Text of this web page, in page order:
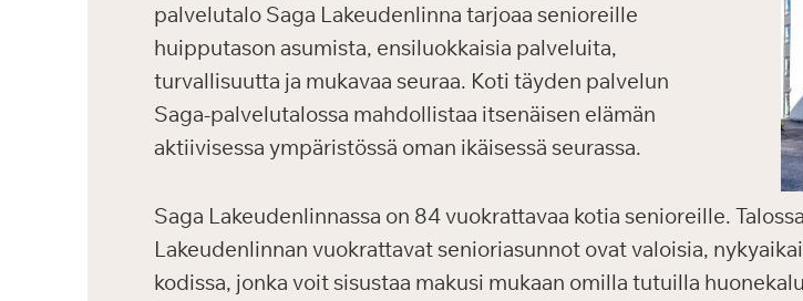
palvelutalo Saga Lakeudenlinna tarjoaa senioreille
huipputason asumista, ensiluokkaisia palveluita,
turvallisuutta ja mukavaa seuraa. Koti täyden palvelun
Saga-palvelutalossa mahdollistaa itsenäisen elämän
aktiivisessa ympäristössä oman ikäisessä seurassa.
Saga Lakeudenlinnassa on 84 vuokrattavaa kotia senioreille.
Lakeudenlinnan vuokrattavat senioriasunnot ovat valoisia,
kodissa, jonka voit sisustaa makusi mukaan omilla tutuilla